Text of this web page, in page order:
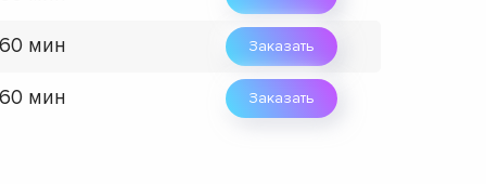
мин Заказать
мин Заказать